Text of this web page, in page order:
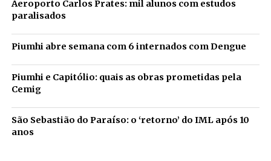
Aeroporto Carlos Prates: mil alunos com estudos
paralisados
Piumhi abre semana com 6 internados com Dengue
Piumhi e Capitólio: quais as obras prometidas pela
Cemig
São Sebastião do Paraíso: o ‘retorno’ do IML após 10
anos